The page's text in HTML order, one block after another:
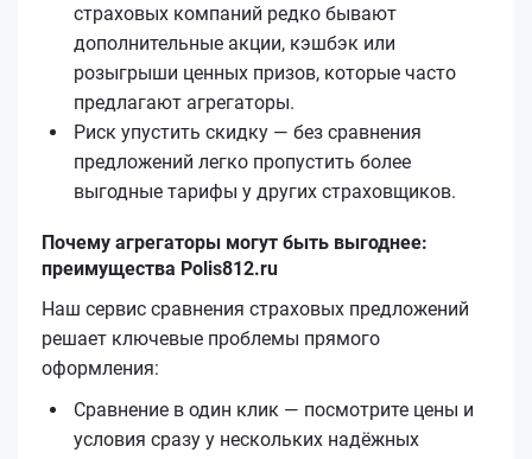
страховых компаний редко бывают
дополнительные акции, кэшбэк или
розыгрыши ценных призов, которые часто
предлагают агрегаторы.
Риск упустить скидку — без сравнения
предложений легко пропустить более
выгодные тарифы у других страховщиков.
Почему агрегаторы могут быть выгоднее:
преимущества Polis812.ru
Наш сервис сравнения страховых предложений
решает ключевые проблемы прямого
оформления:
Сравнение в один клик — посмотрите цены и
условия сразу у нескольких надёжных